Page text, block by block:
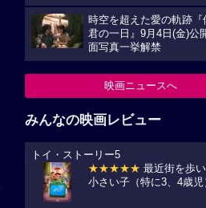
時空を超えた愛の軌跡『
君の一日』9月4日(金)公
面写真一挙解禁
映画ニュースへ
みんなの映画レビュー
トイ・ストーリー5
★★★★★ 最近街を歩
小さい子（特に3、4歳